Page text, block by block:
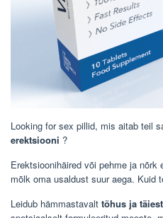
Looking for sex pillid, mis aitab teil
erektsiooni ?
Erektsioonihäired või pehme ja
mõlk oma usaldust suur aega. Kuid
Leidub hämmastavalt tõhus ja